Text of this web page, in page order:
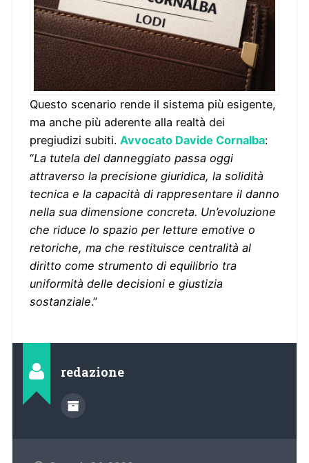
Questo scenario rende il sistema più esigente,
ma anche più aderente alla realtà dei
pregiudizi subiti. Avvocato Davide Cornalba:
“La tutela del danneggiato passa oggi
attraverso la precisione giuridica, la solidità
tecnica e la capacità di rappresentare il danno
nella sua dimensione concreta. Un’evoluzione
che riduce lo spazio per letture emotive o
retoriche, ma che restituisce centralità al
diritto come strumento di equilibrio tra
uniformità delle decisioni e giustizia
sostanziale.”
redazione